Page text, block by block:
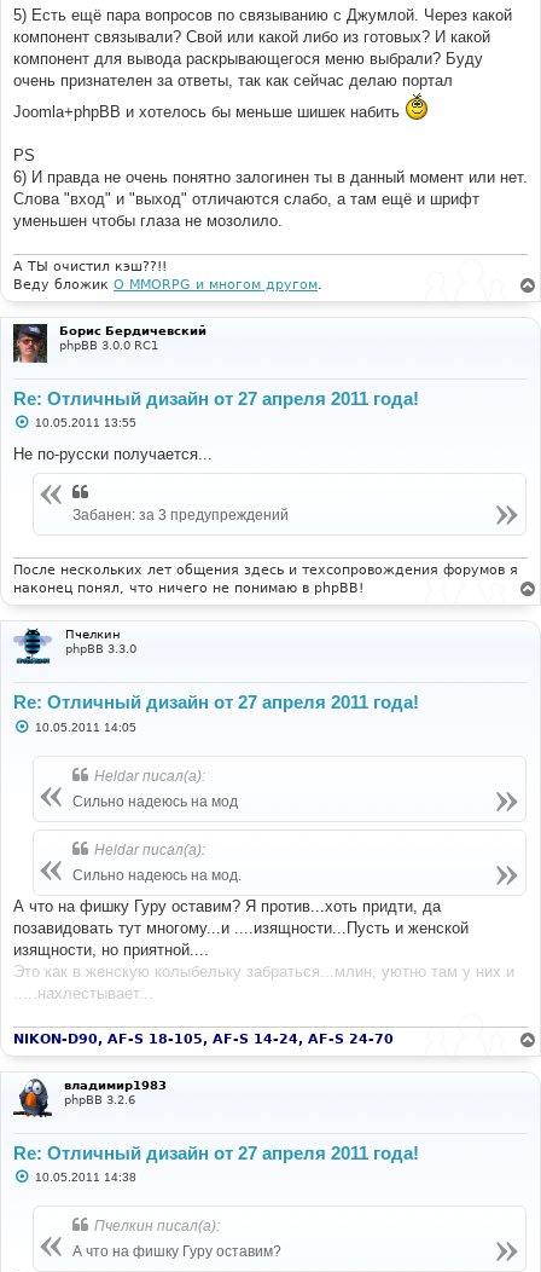
5) Есть ещё пара вопросов по связыванию с Джумлой. Через какой
компонент связывали? Свой или какой либо из готовых? И какой
компонент для вывода раскрывающегося меню выбрали? Буду
очень признателен за ответы, так как сейчас делаю портал
Joomla+phpBB и хотелось бы меньше шишек набить
PS
6) И правда не очень понятно залогинен ты в данный момент или нет.
Слова "вход" и "выход" отличаются слабо, а там ещё и шрифт
уменьшен чтобы глаза не мозолило.
А ТЫ очистил кэш??!!
Веду бложик О MMORPG и многом другом.
Борис Бердичевский
phpBB 3.0.0 RC1
Re: Отличный дизайн от 27 апреля 2011 года!
С
о
б
щ
10.05.2011 13:55
Не по-русски получается...
Забанен: за 3 предупреждений
После нескольких лет общения здесь и техсопровождения форумов я
наконец понял, что ничего не понимаю в phpBB!
Пчелкин
phpBB 3.3.0
Re: Отличный дизайн от 27 апреля 2011 года!
С10.05.2011 14:05
Heldar писал(а):
Сильно надеюсь на мод
Heldar писал(а):
Сильно надеюсь на мод.
А что на фишку Гуру оставим? Я против...хоть придти, да
позавидовать тут многому...и ....изящности...Пусть и женской
изящности, но приятной....
Это как в женскую колыбельку забраться...млин, уютно там у них и
.....нахлестывает...
NIKON-D90, AF-S 18-105, AF-S 14-24, AF-S 24-70
владимир1983
phpBB 3.2.6
Re: Отличный дизайн от 27 апреля 2011 года!
С10.05.2011 14:38
Пчелкин писал(а):
А что на фишку Гуру оставим?